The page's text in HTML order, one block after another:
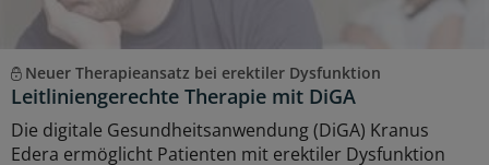
Neuer Therapieansatz bei erektiler Dysfunktion
Leitliniengerechte Therapie mit DiGA
Die digitale Gesundheitsanwendung (DiGA) Kranus
Edera ermöglicht Patienten mit erektiler Dysfunktion